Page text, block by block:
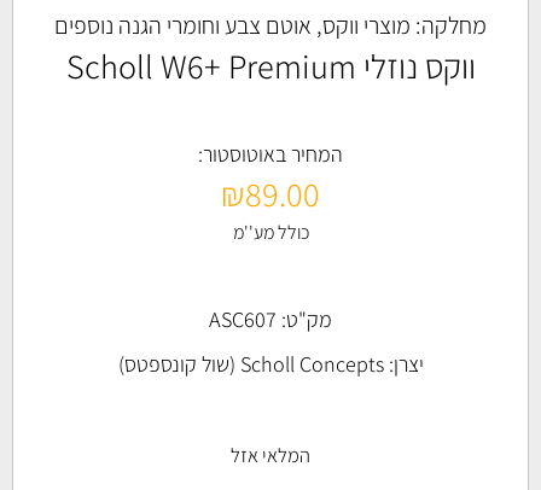
מחלקה: מוצרי ווקס, אוטם צבע וחומרי הגנה נוספים
ווקס נוזלי Scholl W6+ Premium
המחיר באוטוסטור:
₪89.00
כולל מע''מ
מק"ט: ASC607
יצרן:Scholl Concepts (שול קונספטס)
המלאי אזל